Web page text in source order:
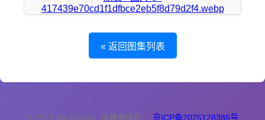
« 返回图集列表
© 2026 My Gallery. 请尊重版权。 京ICP备2025128386号